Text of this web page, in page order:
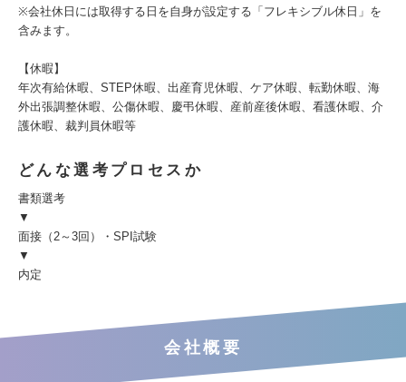
※会社休日には取得する日を自身が設定する「フレキシブル休日」を
含みます。
【休暇】
年次有給休暇、STEP休暇、出産育児休暇、ケア休暇、転勤休暇、海
外出張調整休暇、公傷休暇、慶弔休暇、産前産後休暇、看護休暇、介
護休暇、裁判員休暇等
どんな選考プロセスか
書類選考
▼
面接（2～3回）・SPI試験
▼
内定
会社概要